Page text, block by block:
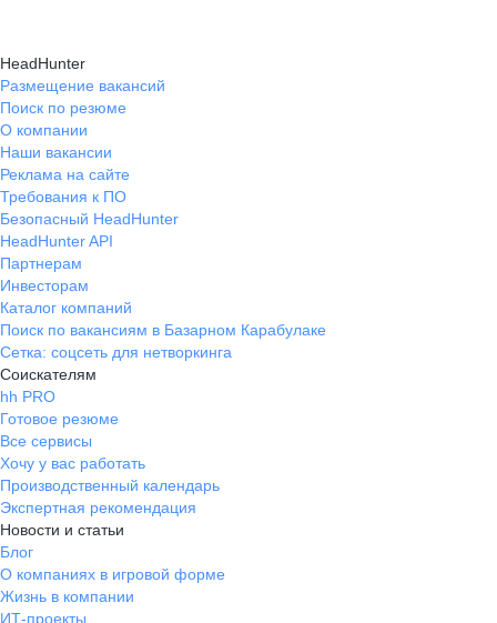
HeadHunter
Размещение вакансий
Поиск по резюме
О компании
Наши вакансии
Реклама на сайте
Требования к ПО
Безопасный HeadHunter
HeadHunter API
Партнерам
Инвесторам
Каталог компаний
Поиск по вакансиям в Базарном Карабулаке
Сетка: соцсеть для нетворкинга
Соискателям
hh PRO
Готовое резюме
Все сервисы
Хочу у вас работать
Производственный календарь
Экспертная рекомендация
Новости и статьи
Блог
О компаниях в игровой форме
Жизнь в компании
ИТ-проекты